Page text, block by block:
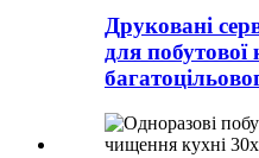
Друковані
для побутової